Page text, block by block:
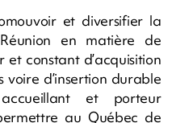
et diversifier la
en matière de
constant d’acquisition
voire d’insertion durable
et porteur
au Québec de